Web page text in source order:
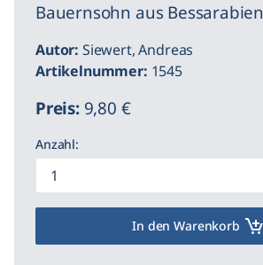
Bauernsohn aus Bessarabien
Autor: Siewert, Andreas
Artikelnummer: 1545
Preis:9,80 €
Anzahl:
In den Warenkorb